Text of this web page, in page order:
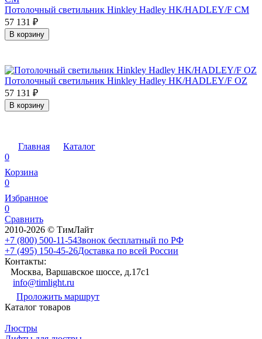
Потолочный светильник Hinkley Hadley HK/HADLEY/F CM
57 131 ₽
В корзину
Потолочный светильник Hinkley Hadley HK/HADLEY/F OZ
57 131 ₽
В корзину
Главная
Каталог
0
Корзина
0
Избранное
0
Сравнить
2010-2026 © ТимЛайт
+7 (800) 500-11-54Звонок бесплатный по РФ
+7 (495) 150-45-26Доставка по всей России
Контакты:
Москва, Варшавское шоссе, д.17c1
info@timlight.ru
Проложить маршрут
Каталог товаров
Люстры